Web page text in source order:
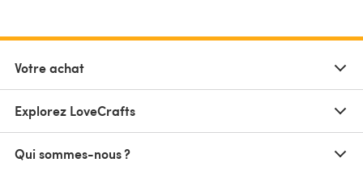
Votre achat
Explorez LoveCrafts
Qui sommes-nous ?